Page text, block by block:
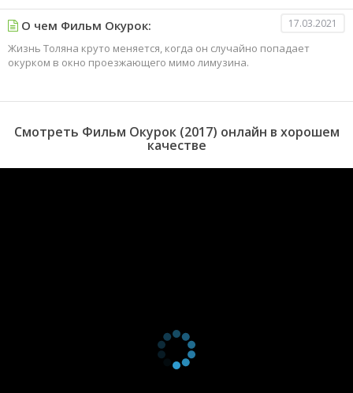
О чем Фильм Окурок: 17.03.2021
Жизнь Толяна круто меняется, когда он случайно попадает
окурком в окно проезжающего мимо лимузина.
Смотреть Фильм Окурок (2017) онлайн в хорошем
качестве